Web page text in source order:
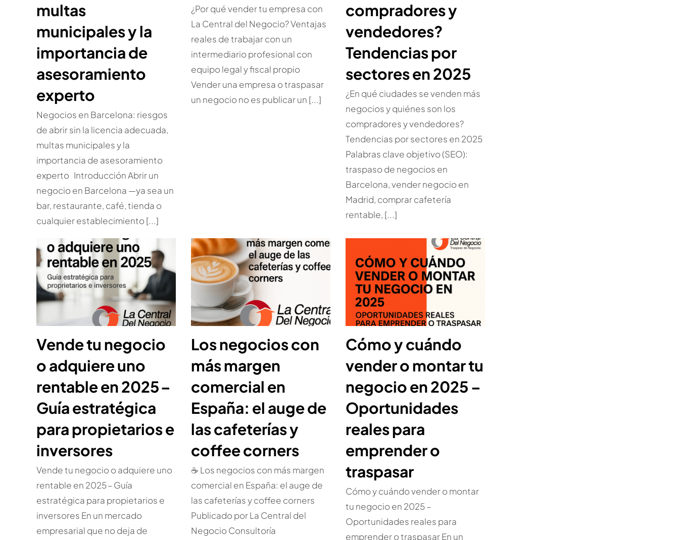
multas
municipales y la
importancia de
asesoramiento
experto
Negocios en Barcelona: riesgos
de abrir sin la licencia adecuada,
multas municipales y la
importancia de asesoramiento
experto Introducción Abrir un
negocio en Barcelona —ya sea un
bar, restaurante, café, tienda o
cualquier establecimiento [...]
¿Por qué vender tu empresa con
La Central del Negocio? Ventajas
reales de trabajar con un
intermediario profesional con
equipo legal y fiscal propio
Vender una empresa o traspasar
un negocio no es publicar un [...]
compradores y
vendedores?
Tendencias por
sectores en 2025
¿En qué ciudades se venden más
negocios y quiénes son los
compradores y vendedores?
Tendencias por sectores en 2025
Palabras clave objetivo (SEO):
traspaso de negocios en
Barcelona, vender negocio en
Madrid, comprar cafetería
rentable, [...]
Vende tu negocio
o adquiere uno
rentable en 2025 –
Guía estratégica
para propietarios e
inversores
Vende tu negocio o adquiere uno
rentable en 2025 – Guía
estratégica para propietarios e
inversores En un mercado
empresarial que no deja de
Los negocios con
más margen
comercial en
España: el auge de
las cafeterías y
coffee corners
☕ Los negocios con más margen
comercial en España: el auge de
las cafeterías y coffee corners
Publicado por La Central del
Negocio Consultoría
Cómo y cuándo
vender o montar tu
negocio en 2025 –
Oportunidades
reales para
emprender o
traspasar
Cómo y cuándo vender o montar
tu negocio en 2025 –
Oportunidades reales para
emprender o traspasar En un